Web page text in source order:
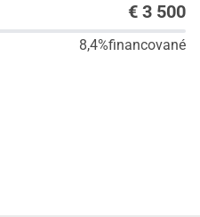
€ 3 500
8,4%financované